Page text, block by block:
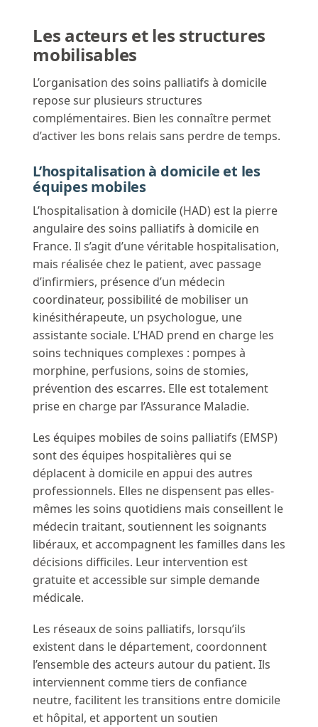
Les acteurs et les structures
mobilisables
L’organisation des soins palliatifs à domicile
repose sur plusieurs structures
complémentaires. Bien les connaître permet
d’activer les bons relais sans perdre de temps.
L’hospitalisation à domicile et les
équipes mobiles
L’hospitalisation à domicile (HAD) est la pierre
angulaire des soins palliatifs à domicile en
France. Il s’agit d’une véritable hospitalisation,
mais réalisée chez le patient, avec passage
d’infirmiers, présence d’un médecin
coordinateur, possibilité de mobiliser un
kinésithérapeute, un psychologue, une
assistante sociale. L’HAD prend en charge les
soins techniques complexes : pompes à
morphine, perfusions, soins de stomies,
prévention des escarres. Elle est totalement
prise en charge par l’Assurance Maladie.
Les équipes mobiles de soins palliatifs (EMSP)
sont des équipes hospitalières qui se
déplacent à domicile en appui des autres
professionnels. Elles ne dispensent pas elles-
mêmes les soins quotidiens mais conseillent le
médecin traitant, soutiennent les soignants
libéraux, et accompagnent les familles dans les
décisions difficiles. Leur intervention est
gratuite et accessible sur simple demande
médicale.
Les réseaux de soins palliatifs, lorsqu’ils
existent dans le département, coordonnent
l’ensemble des acteurs autour du patient. Ils
interviennent comme tiers de confiance
neutre, facilitent les transitions entre domicile
et hôpital, et apportent un soutien